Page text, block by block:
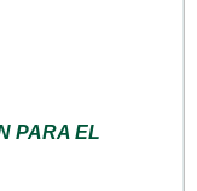
PARA EL